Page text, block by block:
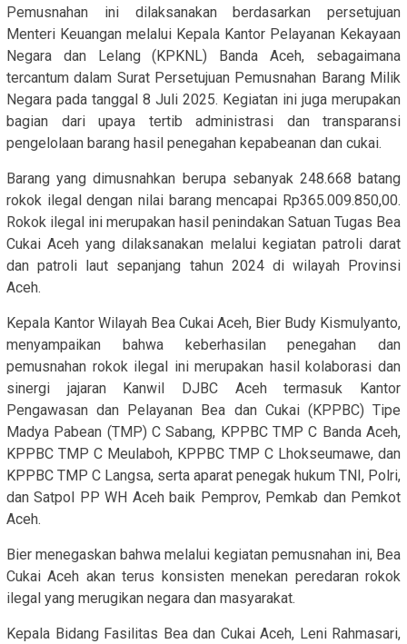
Pemusnahan ini dilaksanakan berdasarkan persetujuan
Menteri Keuangan melalui Kepala Kantor Pelayanan Kekayaan
Negara dan Lelang (KPKNL) Banda Aceh, sebagaimana
tercantum dalam Surat Persetujuan Pemusnahan Barang Milik
Negara pada tanggal 8 Juli 2025. Kegiatan ini juga merupakan
bagian dari upaya tertib administrasi dan transparansi
pengelolaan barang hasil penegahan kepabeanan dan cukai.
Barang yang dimusnahkan berupa sebanyak 248.668 batang
rokok ilegal dengan nilai barang mencapai Rp365.009.850,00.
Rokok ilegal ini merupakan hasil penindakan Satuan Tugas Bea
Cukai Aceh yang dilaksanakan melalui kegiatan patroli darat
dan patroli laut sepanjang tahun 2024 di wilayah Provinsi
Aceh.
Kepala Kantor Wilayah Bea Cukai Aceh, Bier Budy Kismulyanto,
menyampaikan bahwa keberhasilan penegahan dan
pemusnahan rokok ilegal ini merupakan hasil kolaborasi dan
sinergi jajaran Kanwil DJBC Aceh termasuk Kantor
Pengawasan dan Pelayanan Bea dan Cukai (KPPBC) Tipe
Madya Pabean (TMP) C Sabang, KPPBC TMP C Banda Aceh,
KPPBC TMP C Meulaboh, KPPBC TMP C Lhokseumawe, dan
KPPBC TMP C Langsa, serta aparat penegak hukum TNI, Polri,
dan Satpol PP WH Aceh baik Pemprov, Pemkab dan Pemkot
Aceh.
Bier menegaskan bahwa melalui kegiatan pemusnahan ini, Bea
Cukai Aceh akan terus konsisten menekan peredaran rokok
ilegal yang merugikan negara dan masyarakat.
Kepala Bidang Fasilitas Bea dan Cukai Aceh, Leni Rahmasari,